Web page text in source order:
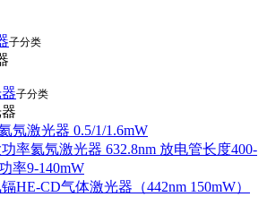
子分类
子分类
氖激光器 0.5/1/1.6mW
率氦氖激光器 632.8nm 放电管长度400-
率9-140mW
HE-CD气体激光器（442nm 150mW）